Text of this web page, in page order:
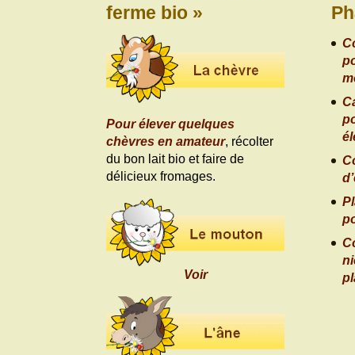
ferme bio »
Pour élever quelques
chèvres en amateur, récolter
du bon lait bio et faire de
délicieux fromages.
Voir